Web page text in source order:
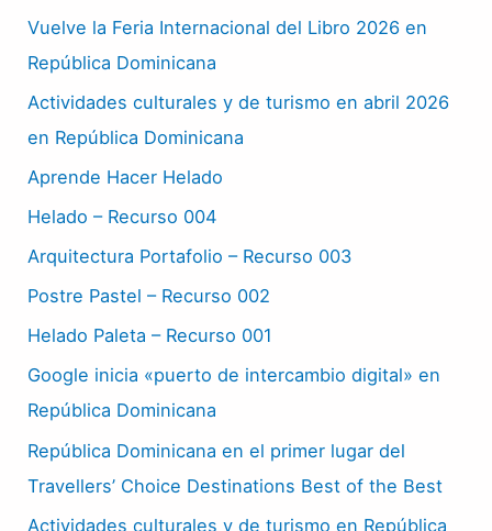
Vuelve la Feria Internacional del Libro 2026 en
República Dominicana
Actividades culturales y de turismo en abril 2026
en República Dominicana
Aprende Hacer Helado
Helado – Recurso 004
Arquitectura Portafolio – Recurso 003
Postre Pastel – Recurso 002
Helado Paleta – Recurso 001
Google inicia «puerto de intercambio digital» en
República Dominicana
República Dominicana en el primer lugar del
Travellers’ Choice Destinations Best of the Best
Actividades culturales y de turismo en República